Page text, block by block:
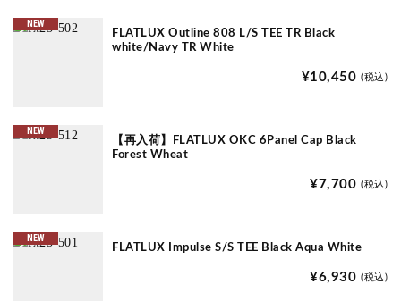
NEW
FLATLUX Outline 808 L/S TEE TR Black
white/Navy TR White
¥10,450 (税込)
NEW
【再入荷】FLATLUX OKC 6Panel Cap Black
Forest Wheat
¥7,700 (税込)
NEW
FLATLUX Impulse S/S TEE Black Aqua White
¥6,930 (税込)